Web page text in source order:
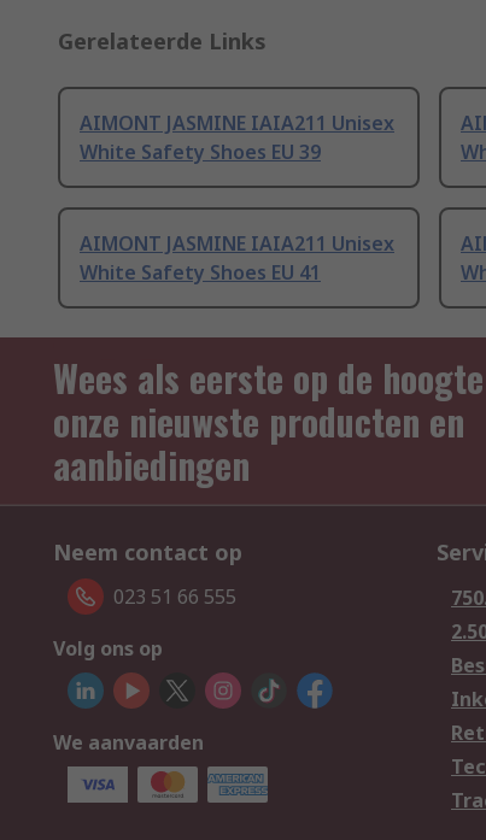
Gerelateerde Links
AIMONT JASMINE IAIA211 Unisex
White Safety Shoes EU 39
AIMONT JASMINE IAIA211 Unisex
White Safety Shoes EU 41
Wees als eerste op de
onze nieuwste producten en
aanbiedingen
Neem contact op
023 51 66 555
Volg ons op
We aanvaarden